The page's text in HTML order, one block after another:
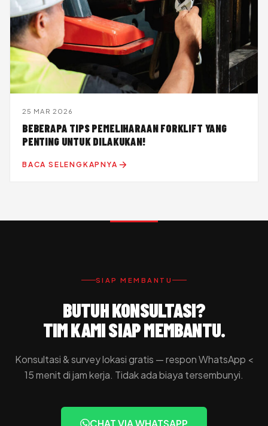
25 MAR 2026
BEBERAPA TIPS PEMELIHARAAN FORKLIFT YANG
PENTING UNTUK DILAKUKAN!
BACA SELENGKAPNYA
SIAP MEMBANTU
BUTUH KONSULTASI?
TIM KAMI SIAP MEMBANTU.
Konsultasi & survey lokasi gratis — respon WhatsApp <
15 menit di jam kerja. Tidak ada biaya tersembunyi.